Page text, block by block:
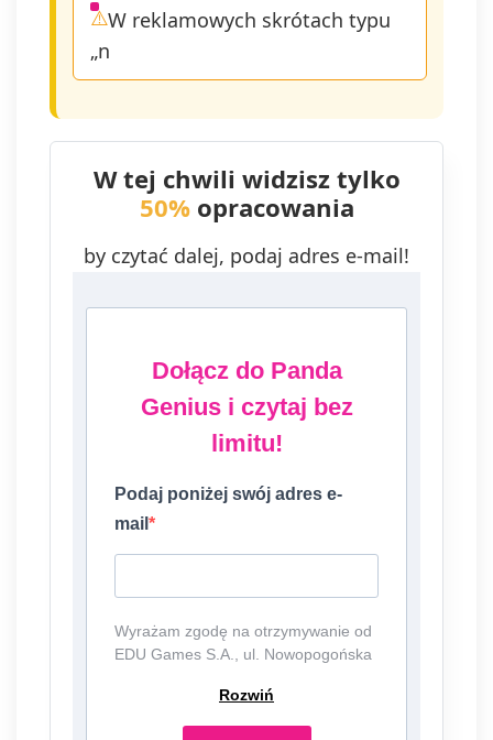
W reklamowych skrótach typu
„n
W tej chwili widzisz tylko
50%opracowania
by czytać dalej, podaj adres e-mail!
Dołącz do Panda
Genius i czytaj bez
limitu!
Podaj poniżej swój adres e-
mail
Wyrażam zgodę na otrzymywanie od
EDU Games S.A., ul. Nowopogońska
6252475036, KRS: 0000861152,
REGON: 387109330 (dalej jako
Rozwiń